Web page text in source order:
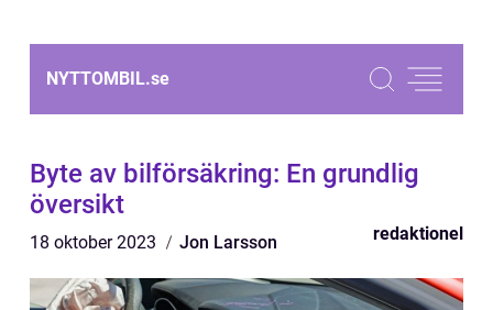
NYTTOMBIL.se
Byte av bilförsäkring: En grundlig
översikt
18 oktober 2023 Jon Larsson redaktionel